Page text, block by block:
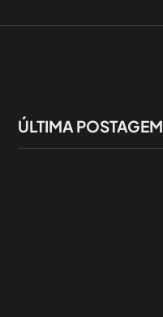
ÚLTIMA POSTAGEM